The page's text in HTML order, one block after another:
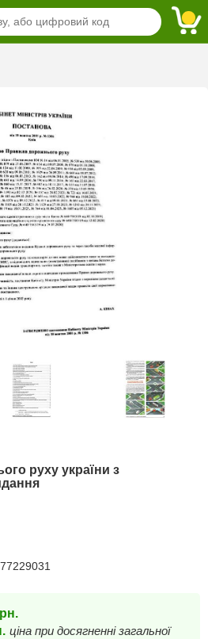
руху україни з
ціна при досягненні загальної